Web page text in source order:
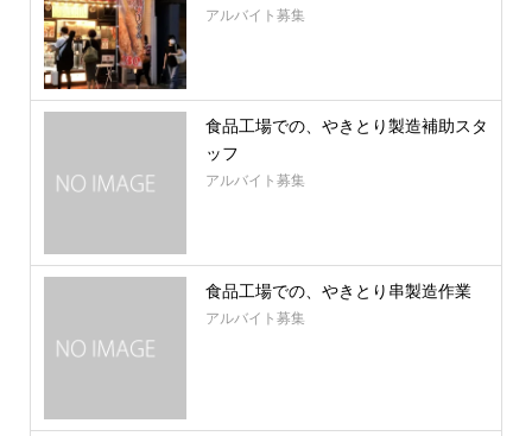
アルバイト募集
食品工場での、やきとり製造補助スタ
ッフ
アルバイト募集
食品工場での、やきとり串製造作業
アルバイト募集